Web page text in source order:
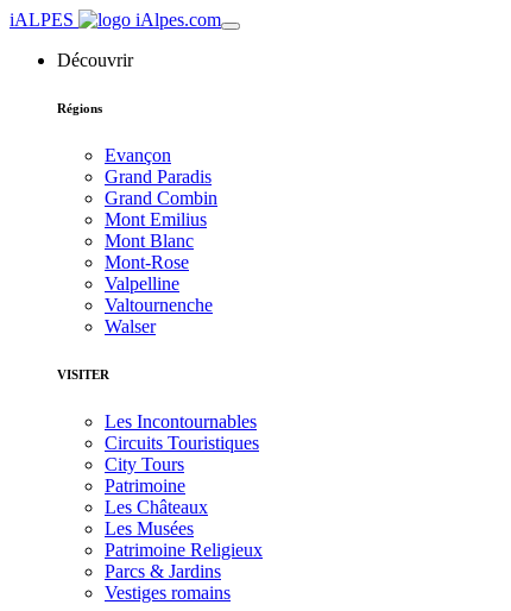
iALPES
Découvrir
Régions
Evançon
Grand Paradis
Grand Combin
Mont Emilius
Mont Blanc
Mont-Rose
Valpelline
Valtournenche
Walser
VISITER
Les Incontournables
Circuits Touristiques
City Tours
Patrimoine
Les Châteaux
Les Musées
Patrimoine Religieux
Parcs & Jardins
Vestiges romains